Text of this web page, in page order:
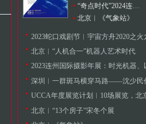
北京︱《气象站》
2023蛇口戏剧节︱宇宙方舟2020之火
北京︱“人机合一”机器人艺术时代
深圳︱一群斑马横穿马路——沈少民
北京︱“13个房子”宋冬个展